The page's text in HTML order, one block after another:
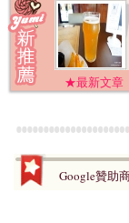
★最新文章
Google贊助